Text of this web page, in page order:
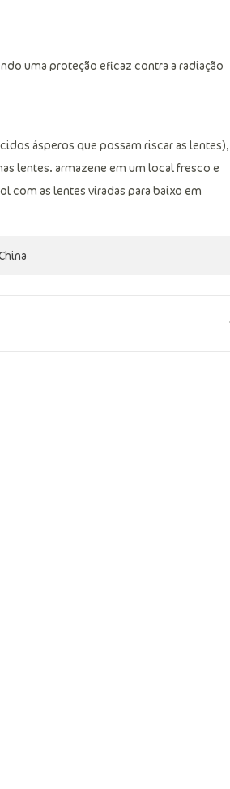
uma proteção eficaz contra a radiação
ásperos que possam riscar as lentes),
lentes. armazene em um local fresco e
com as lentes viradas para baixo em